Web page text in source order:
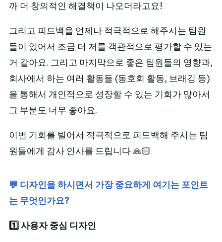
까 더 창의적인 해결책이 나오더라고요!
그리고 피드백을 언제나 적극적으로 해주시는 팀원
들이 있어서 조금 더 저를 객관적으로 평가할 수 있는
거 같아요. 그리고 마지막으로 좋은 팀원들의 영향과,
회사에서 하는 여러 활동들 (동호회 활동, 브래깅 등)
을 통해서 개인적으로 성장할 수 있는 기회가 많아서
그 부분도 너무 좋아요.
이번 기회를 빌어서 적극적으로 피드백해 주시는 팀
원들에게 감사 인사를 드립니다 🙏🏻
💬 디자인을 하시면서 가장 중요하게 여기는 포인트
는 무엇인가요?
1️⃣ 사용자 중심 디자인